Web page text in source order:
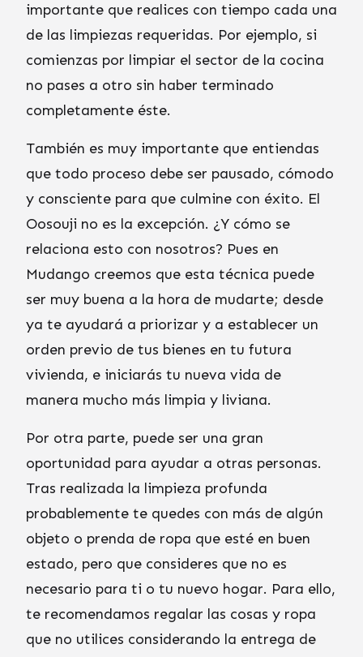
importante que realices con tiempo cada una
de las limpiezas requeridas. Por ejemplo, si
comienzas por limpiar el sector de la cocina
no pases a otro sin haber terminado
completamente éste.
También es muy importante que entiendas
que todo proceso debe ser pausado, cómodo
y consciente para que culmine con éxito. El
Oosouji no es la excepción. ¿Y cómo se
relaciona esto con nosotros? Pues en
Mudango creemos que esta técnica puede
ser muy buena a la hora de mudarte; desde
ya te ayudará a priorizar y a establecer un
orden previo de tus bienes en tu futura
vivienda, e iniciarás tu nueva vida de
manera mucho más limpia y liviana.
Por otra parte, puede ser una gran
oportunidad para ayudar a otras personas.
Tras realizada la limpieza profunda
probablemente te quedes con más de algún
objeto o prenda de ropa que esté en buen
estado, pero que consideres que no es
necesario para ti o tu nuevo hogar. Para ello,
te recomendamos regalar las cosas y ropa
que no utilices considerando la entrega de